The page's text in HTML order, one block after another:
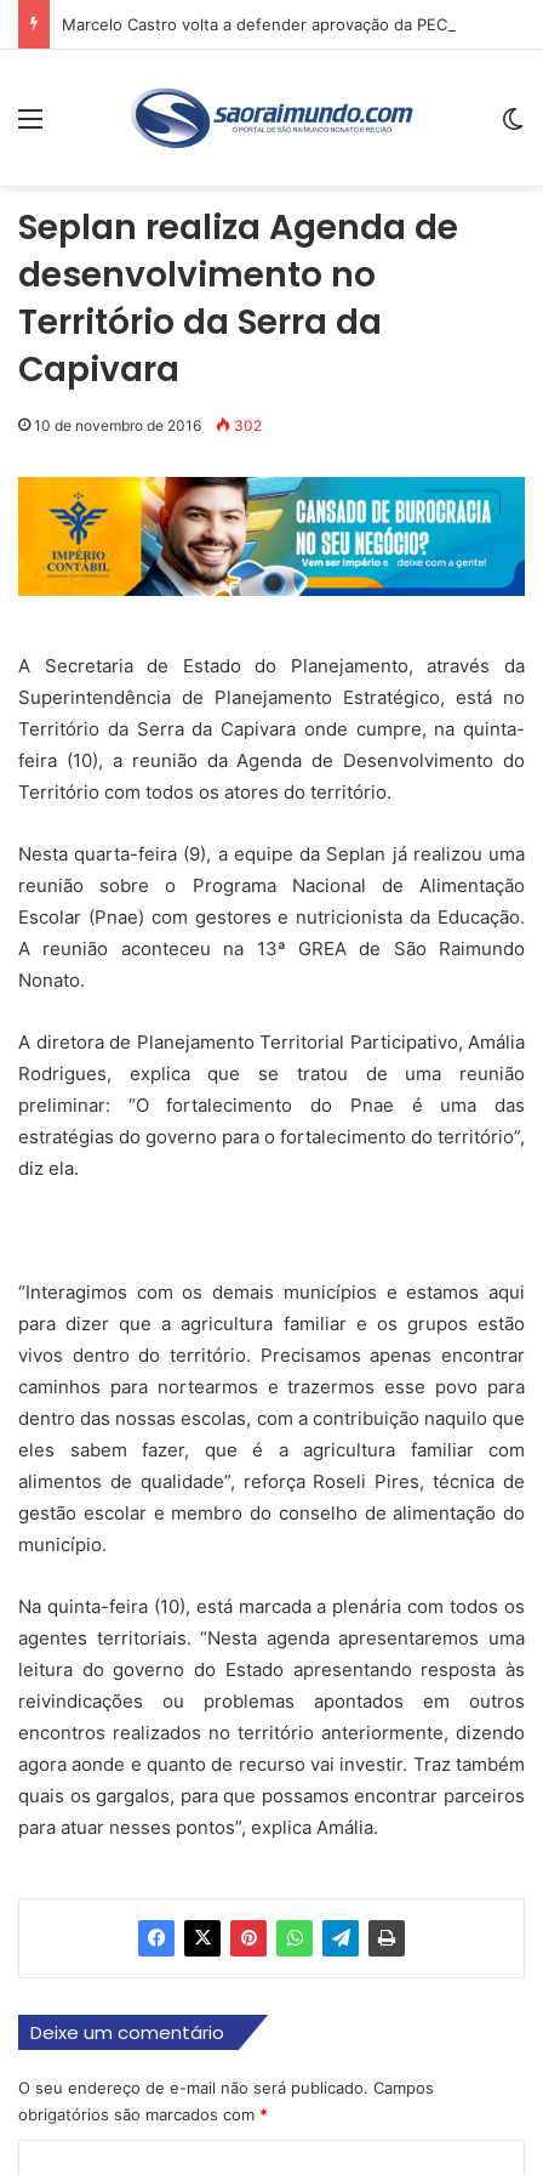
Menu
Seplan realiza Agenda de
desenvolvimento no
Território da Serra da
Capivara
10 de novembro de 2016 302
A Secretaria de Estado do Planejamento, através da
Superintendência de Planejamento Estratégico, está no
Território da Serra da Capivara onde cumpre, na quinta-
feira (10), a reunião da Agenda de Desenvolvimento do
Território com todos os atores do território.
Nesta quarta-feira (9), a equipe da Seplan já realizou uma
reunião sobre o Programa Nacional de Alimentação
Escolar (Pnae) com gestores e nutricionista da Educação.
A reunião aconteceu na 13ª GREA de São Raimundo
Nonato.
A diretora de Planejamento Territorial Participativo, Amália
Rodrigues, explica que se tratou de uma reunião
preliminar: “O fortalecimento do Pnae é uma das
estratégias do governo para o fortalecimento do território”,
diz ela.
“Interagimos com os demais municípios e estamos aqui
para dizer que a agricultura familiar e os grupos estão
vivos dentro do território. Precisamos apenas encontrar
caminhos para nortearmos e trazermos esse povo para
dentro das nossas escolas, com a contribuição naquilo que
eles sabem fazer, que é a agricultura familiar com
alimentos de qualidade”, reforça Roseli Pires, técnica de
gestão escolar e membro do conselho de alimentação do
município.
Na quinta-feira (10), está marcada a plenária com todos os
agentes territoriais. “Nesta agenda apresentaremos uma
leitura do governo do Estado apresentando resposta às
reivindicações ou problemas apontados em outros
encontros realizados no território anteriormente, dizendo
agora aonde e quanto de recurso vai investir. Traz também
quais os gargalos, para que possamos encontrar parceiros
para atuar nesses pontos”, explica Amália.
Deixe um comentário
O seu endereço de e-mail não será publicado. Campos
obrigatórios são marcados com *